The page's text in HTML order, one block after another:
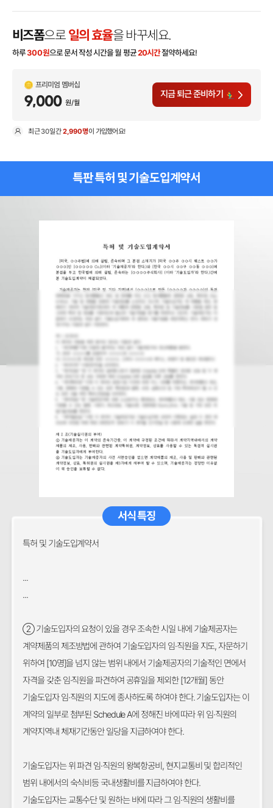
비즈폼으로 일의 효율을 바꾸세요.
하루300원으로 문서 작성 시간을 월 평균20시간절약하세요!
프리미엄 멤버십
9,000 원/월
지금 퇴근 준비하기
최근30일간2,990명이 가입했어요!
특판 특허 및 기술도입계약서
서식 특징
특허 및 기술도입계약서
...
...
② 기술도입자의 요청이 있을 경우 조속한 시일 내에 기술제공자는
계약제품의 제조방법에 관하여 기술도입자의 임·직원을 지도, 자문하기
위하여 [10명]을 넘지 않는 범위 내에서 기술제공자의 기술적인 면에서
자격을 갖춘 임·직원을 파견하여 공휴일을 제외한 [12개월] 동안
기술도입자 임·직원의 지도에 종사하도록 하여야 한다. 기술도입자는 이
계약의 일부로 첨부된 Schedule A에 정해진 바에 따라 위 임·직원의
계약지역내 체재기간동안 일당을 지급하여야 한다.
기술도입자는 위 파견 임·직원의 왕복항공비, 현지교통비 및 합리적인
범위 내에서의 숙식비등 국내생활비를 지급하여야 한다.
기술도입자는 교통수단 및 원하는 바에 따라 그 임·직원의 생활비를